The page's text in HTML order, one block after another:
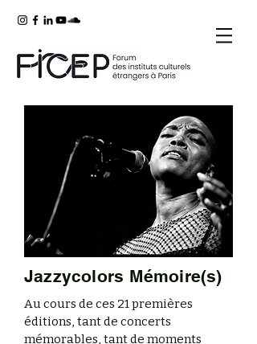
Jazzycolors Mémoire(s)
Au cours de ces 21 premières
éditions, tant de concerts
mémorables, tant de moments